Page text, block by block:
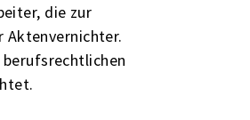
die zur